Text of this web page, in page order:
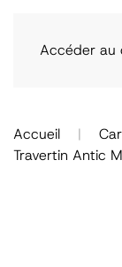
Accéder au
Accueil
Travertin Antic